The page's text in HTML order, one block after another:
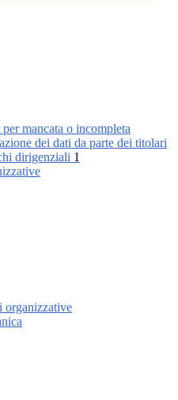
mancata o incompleta
dei dati da parte dei titolari
dirigenziali 1
organizzative